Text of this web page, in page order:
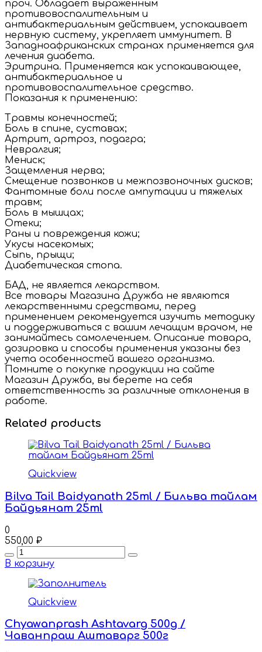
проч. Обладает выраженным
противовоспалительным и
антибактериальным действием, успокаивает
нервную систему, укрепляет иммунитет. В
Западноафриканских странах применяется для
лечения диабета.
Эритрина. Применяется как успокаивающее,
антибактериальное и
противовоспалительное средство.
Показания к применению:
Травмы конечностей;
Боль в спине, суставах;
Артрит, артроз, подагра;
Невралгия;
Мениск;
Защемления нерва;
Смещение позвонков и межпозвоночных дисков;
Фантомные боли после ампутации и тяжелых
травм;
Боль в мышцах;
Отеки;
Раны и повреждения кожи;
Укусы насекомых;
Сыпь, прыщи;
Диабетическая стопа.
БАД, не является лекарством.
Все товары Магазина Дружба не являются
лекарственными средствами, перед
применением рекомендуется изучить методику
и поддерживаться с вашим лечащим врачом, не
занимайтесь самолечением. Описание товара,
дозировка и способы применения указаны без
учета особенностей вашего организма.
Помните о покупке продукции на сайте
Магазин Дружба, вы берете на себя
ответственность за различные отклонения в
работе.
Related products
Quickview
Bilva Tail Baidyanath 25ml / Бильва тайлам
Байдьянат 25ml
0
550,00 ₽
Quantity
В корзину
Quickview
Chyawanprash Ashtavarg 500g /
Чаванпраш Аштаварг 500г